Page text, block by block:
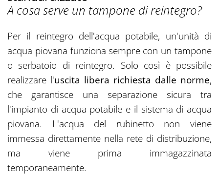
A cosa serve un tampone di reintegro?
Per il reintegro dell'acqua potabile, un'unità di
acqua piovana funziona sempre con un tampone
o serbatoio di reintegro. Solo così è possibile
realizzare l'uscita libera richiesta dalle norme,
che garantisce una separazione sicura tra
l'impianto di acqua potabile e il sistema di acqua
piovana. L'acqua del rubinetto non viene
immessa direttamente nella rete di distribuzione,
ma viene prima immagazzinata
temporaneamente.